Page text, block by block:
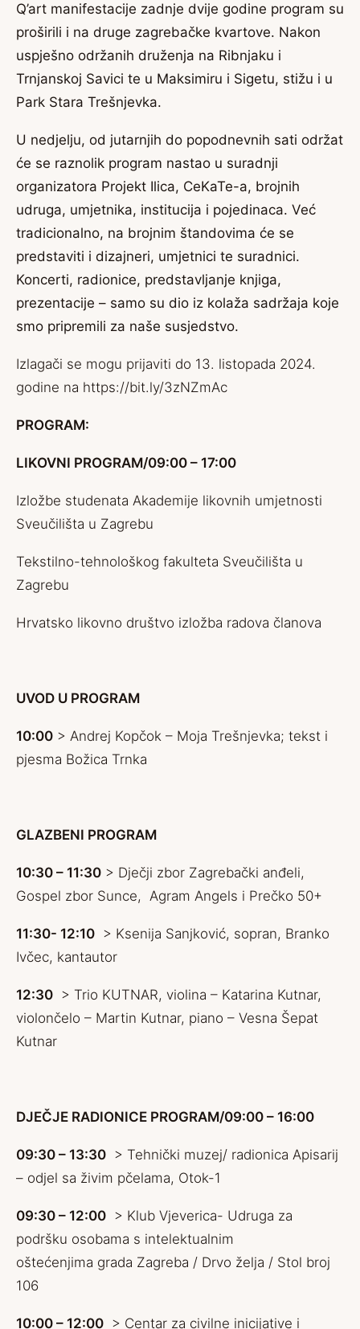
Q’art manifestacije zadnje dvije godine program su
proširili i na druge zagrebačke kvartove. Nakon
uspješno održanih druženja na Ribnjaku i
Trnjanskoj Savici te u Maksimiru i Sigetu, stižu i u
Park Stara Trešnjevka.
U nedjelju, od jutarnjih do popodnevnih sati održat
će se raznolik program nastao u suradnji
organizatora Projekt Ilica, CeKaTe-a, brojnih
udruga, umjetnika, institucija i pojedinaca. Već
tradicionalno, na brojnim štandovima će se
predstaviti i dizajneri, umjetnici te suradnici.
Koncerti, radionice, predstavljanje knjiga,
prezentacije – samo su dio iz kolaža sadržaja koje
smo pripremili za naše susjedstvo.
Izlagači se mogu prijaviti do 13. listopada 2024.
godine na https://bit.ly/3zNZmAc
PROGRAM:
LIKOVNI PROGRAM/09:00 – 17:00
Izložbe studenata Akademije likovnih umjetnosti
Sveučilišta u Zagrebu
Tekstilno-tehnološkog fakulteta Sveučilišta u
Zagrebu
Hrvatsko likovno društvo izložba radova članova
UVOD U PROGRAM
10:00 > Andrej Kopčok – Moja Trešnjevka; tekst i
pjesma Božica Trnka
GLAZBENI PROGRAM
10:30 – 11:30 > Dječji zbor Zagrebački anđeli,
Gospel zbor Sunce, Agram Angels i Prečko 50+
11:30- 12:10 > Ksenija Sanjković, sopran, Branko
Ivčec, kantautor
12:30 > Trio KUTNAR, violina – Katarina Kutnar,
violončelo – Martin Kutnar, piano – Vesna Šepat
Kutnar
DJEČJE RADIONICE PROGRAM/09:00 – 16:00
09:30 – 13:30 > Tehnički muzej/ radionica Apisarij
– odjel sa živim pčelama, Otok-1
09:30 – 12:00 > Klub Vjeverica- Udruga za
podršku osobama s intelektualnim
oštećenjima grada Zagreba / Drvo želja / Stol broj
106
10:00 – 12:00 > Centar za civilne inicijative i